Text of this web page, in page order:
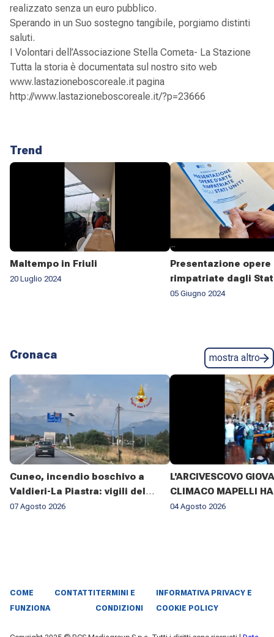
realizzato senza un euro pubblico.
Sperando in un Suo sostegno tangibile, porgiamo distinti
saluti.
I Volontari dell’Associazione Stella Cometa- La Stazione
Tutta la storia è documentata sul nostro sito web
www.lastazioneboscoreale.it pagina
http://www.lastazioneboscoreale.it/?p=23666
Trend
Maltempo in Friuli
20 Luglio 2024
Presentazione
rimpatriate dagli
05 Giugno 2024
Cronaca mostra altro
Cuneo, incendio boschivo a
Valdieri-La Piastra: vigili del
fuoco al lavoro da sette giorni
07 Agosto 2026
L'ARCIVESCOVO
CLIMACO MAPELLI HA
PRESENZIATO AL
04 Agosto 2026
COME
FUNZIONA
CONTATTI TERMINI E
CONDIZIONI
INFORMATIVA PRIVACY E
COOKIE POLICY